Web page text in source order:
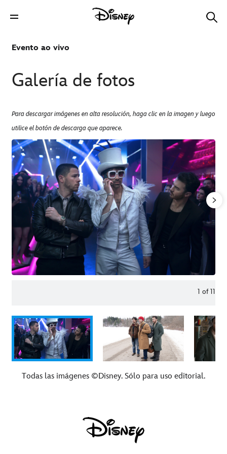
Evento ao vivo
Galería de fotos
Para descargar imágenes en alta resolución, haga clic en la imagen y luego
utilice el botón de descarga que aparece.
1 of 11
Todas las imágenes ©Disney. Sólo para uso editorial.